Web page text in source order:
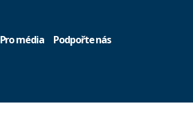
Pro média Podpořte nás